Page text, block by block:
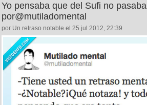
Yo pensaba que del Sufi no pasaba
por@mutiladomental
por Un retraso notable el 25 jul 2012, 22:39